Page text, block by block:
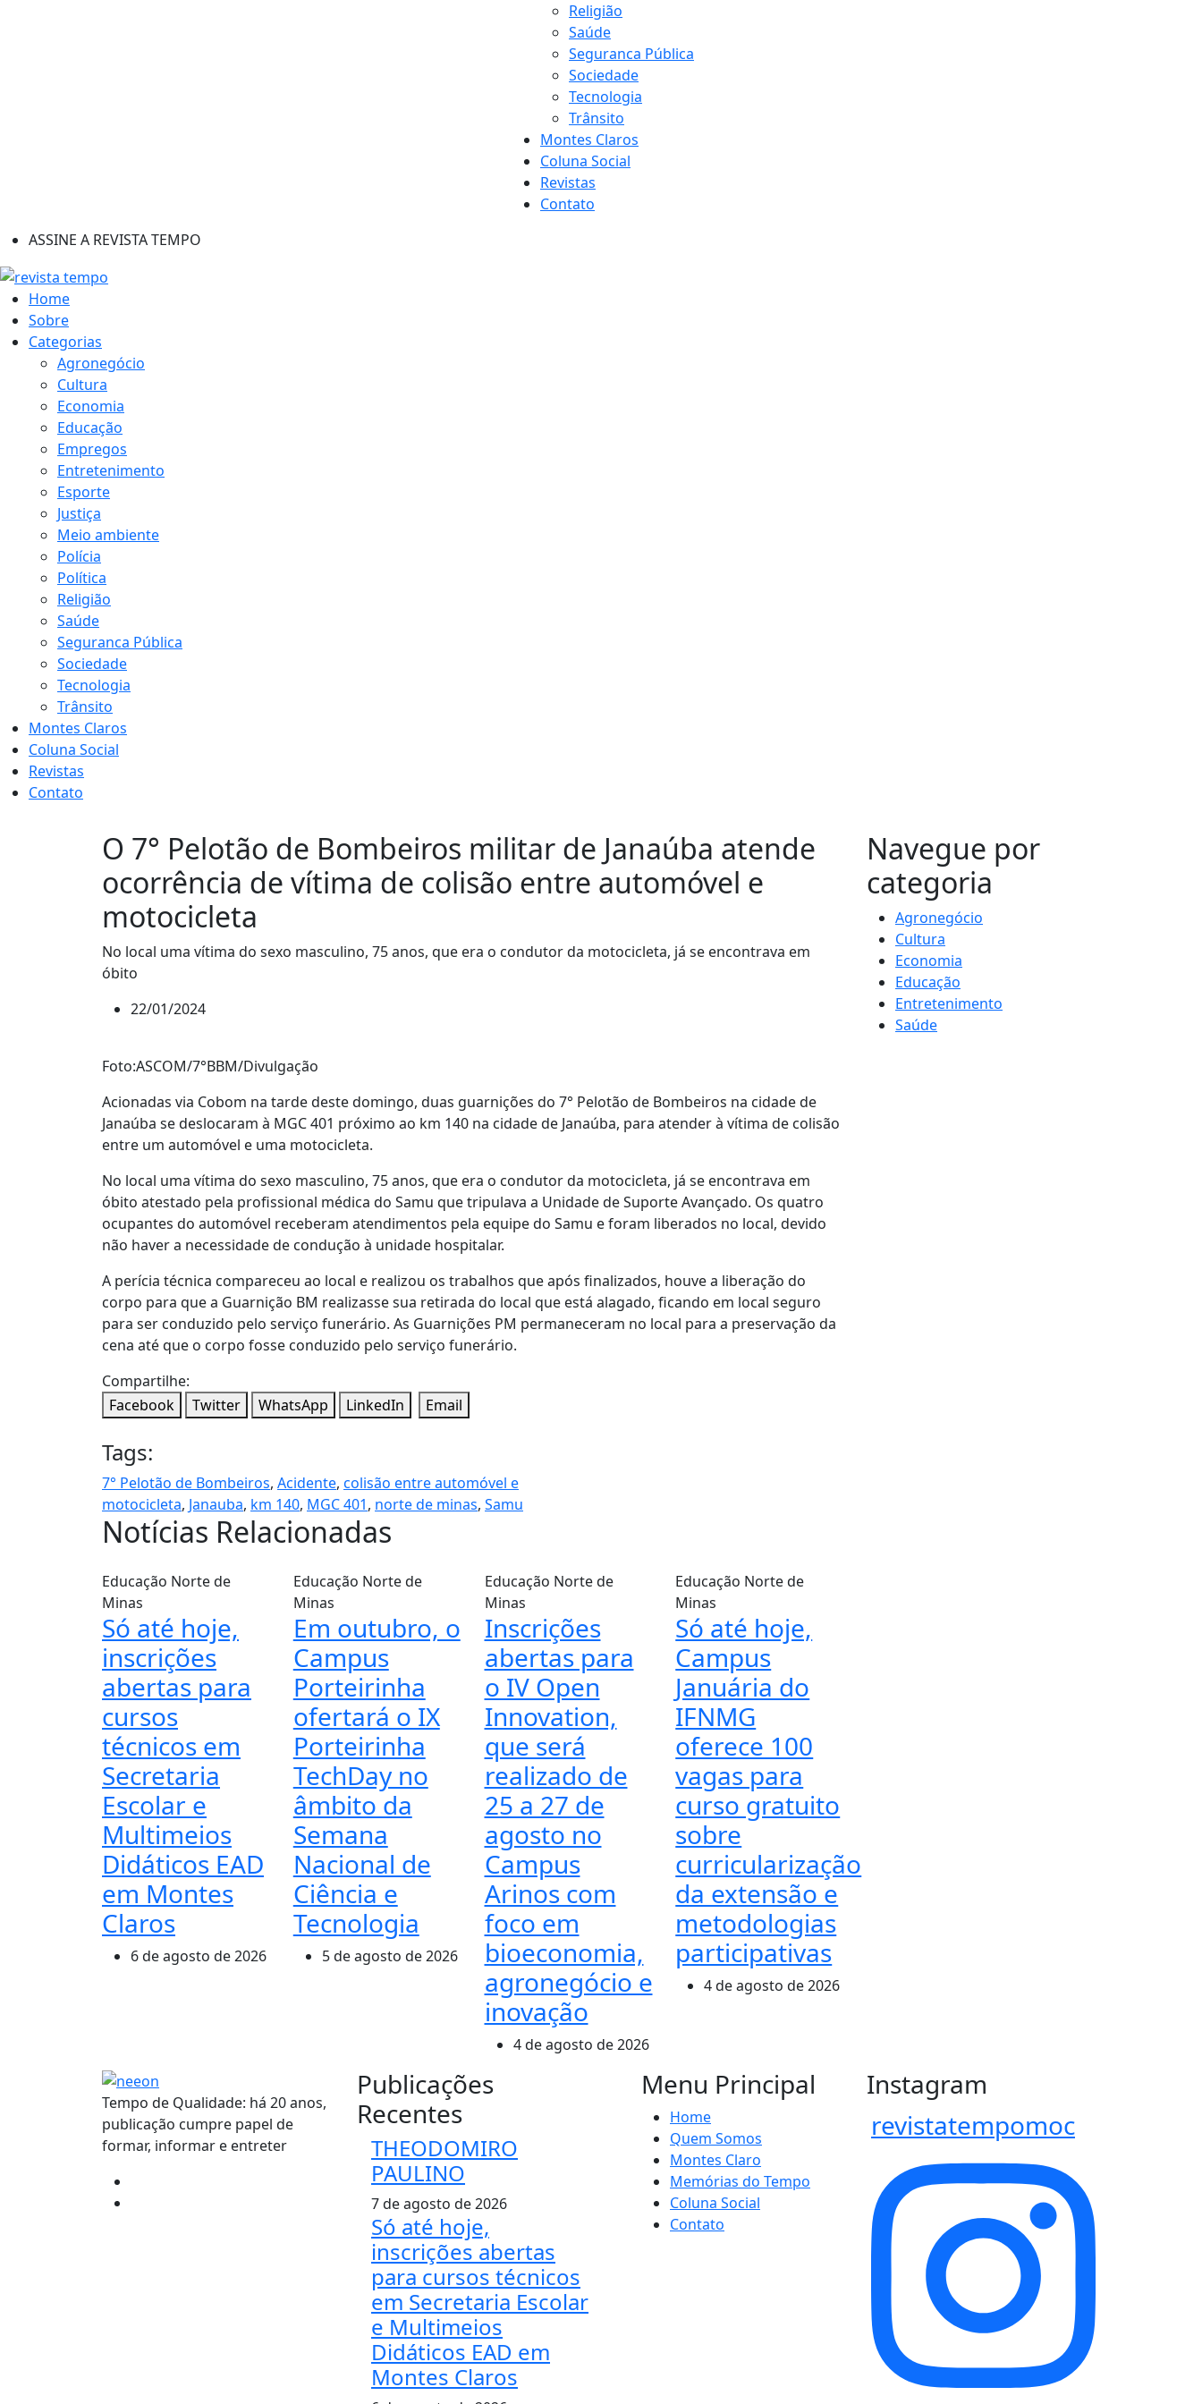
Religião
Saúde
Seguranca Pública
Sociedade
Tecnologia
Trânsito
Montes Claros
Coluna Social
Revistas
Contato
ASSINE A REVISTA TEMPO
Home
Sobre
Categorias
Agronegócio
Cultura
Economia
Educação
Empregos
Entretenimento
Esporte
Justiça
Meio ambiente
Polícia
Política
Religião
Saúde
Seguranca Pública
Sociedade
Tecnologia
Trânsito
Montes Claros
Coluna Social
Revistas
Contato
O 7° Pelotão de Bombeiros militar de Janaúba atende
ocorrência de vítima de colisão entre automóvel e
motocicleta
No local uma vítima do sexo masculino, 75 anos, que era o condutor da motocicleta, já se encontrava em
óbito
22/01/2024
Foto:ASCOM/7°BBM/Divulgação
Acionadas via Cobom na tarde deste domingo, duas guarnições do 7° Pelotão de Bombeiros na cidade de
Janaúba se deslocaram à MGC 401 próximo ao km 140 na cidade de Janaúba, para atender à vítima de colisão
entre um automóvel e uma motocicleta.
No local uma vítima do sexo masculino, 75 anos, que era o condutor da motocicleta, já se encontrava em
óbito atestado pela profissional médica do Samu que tripulava a Unidade de Suporte Avançado. Os quatro
ocupantes do automóvel receberam atendimentos pela equipe do Samu e foram liberados no local, devido
não haver a necessidade de condução à unidade hospitalar.
A perícia técnica compareceu ao local e realizou os trabalhos que após finalizados, houve a liberação do
corpo para que a Guarnição BM realizasse sua retirada do local que está alagado, ficando em local seguro
para ser conduzido pelo serviço funerário. As Guarnições PM permaneceram no local para a preservação da
cena até que o corpo fosse conduzido pelo serviço funerário.
Compartilhe:
Facebook
Twitter WhatsApp LinkedIn Email
Tags:
7° Pelotão de Bombeiros, Acidente, colisão entre automóvel e
motocicleta, Janauba, km 140, MGC 401, norte de minas, Samu
Notícias Relacionadas
Educação Norte de
Minas
Só até hoje,
inscrições
abertas para
cursos
técnicos em
Secretaria
Escolar e
Multimeios
Didáticos EAD
em Montes
Claros
6 de agosto de 2026
Educação Norte de
Minas
Em outubro, o
Campus
Porteirinha
ofertará o IX
Porteirinha
TechDay no
âmbito da
Semana
Nacional de
Ciência e
Tecnologia
5 de agosto de 2026
Educação Norte de
Minas
Inscrições
abertas para
o IV Open
Innovation,
que será
realizado de
25 a 27 de
agosto no
Campus
Arinos com
foco em
bioeconomia,
agronegócio e
inovação
4 de agosto de 2026
Educação Norte de
Minas
Só até hoje,
Campus
Januária do
IFNMG
oferece 100
vagas para
curso gratuito
sobre
curricularização
da extensão e
metodologias
participativas
4 de agosto de 2026
MAIS VISTOS
Navegue por
categoria
Agronegócio
Cultura
Economia
Educação
Entretenimento
Saúde
Tempo de Qualidade: há 20 anos,
publicação cumpre papel de
formar, informar e entreter
Publicações
Recentes
THEODOMIRO
PAULINO
7 de agosto de 2026
Só até hoje,
inscrições abertas
para cursos técnicos
em Secretaria Escolar
e Multimeios
Didáticos EAD em
Montes Claros
Menu Principal
Home
Quem Somos
Montes Claro
Memórias do Tempo
Coluna Social
Contato
Instagram
revistatempomoc